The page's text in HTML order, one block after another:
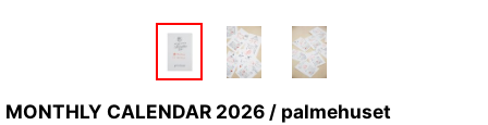
MONTHLY CALENDAR 2026 / palmehuset